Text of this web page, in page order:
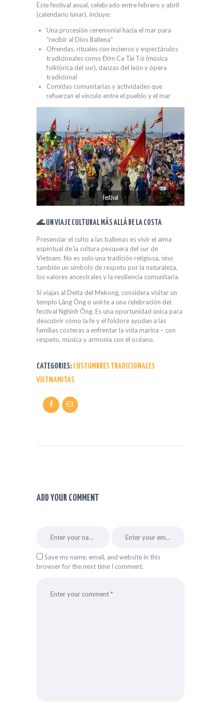
Este festival anual, celebrado entre febrero y abril
(calendario lunar), incluye:
Una procesión ceremonial hacia el mar para
“recibir al Dios Ballena”
Ofrendas, rituales con incienso y espectáculos
tradicionales como Đờn Ca Tài Tử (música
folklórica del sur), danzas del león y ópera
tradicional
Comidas comunitarias y actividades que
refuerzan el vínculo entre el pueblo y el mar
Festival
🌊 UN VIAJE CULTURAL MÁS ALLÁ DE LA COSTA
Presenciar el culto a las ballenas es vivir el alma
espiritual de la cultura pesquera del sur de
Vietnam. No es solo una tradición religiosa, sino
también un símbolo de respeto por la naturaleza,
los valores ancestrales y la resiliencia comunitaria.
Si viajas al Delta del Mekong, considera visitar un
templo Lăng Ông o unirte a una celebración del
festival Nghinh Ông. Es una oportunidad única para
descubrir cómo la fe y el folclore ayudan a las
familias costeras a enfrentar la vida marina – con
respeto, música y armonía con el océano.
CATEGORIES:CUSTUMBRES TRADICIONALES
VIETNAMITAS
ADD YOUR COMMENT
Save my name, email, and website in this
browser for the next time I comment.